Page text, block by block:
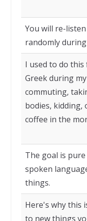
You will re-
randomly
I used to do
Greek during
commuting,
bodies, kidding,
coffee in the
The goal is
spoken
things.
Here's why this
to new things